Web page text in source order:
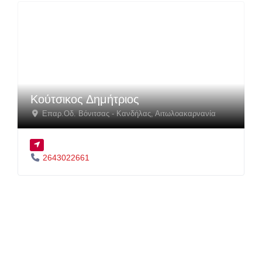
Κούτσικος Δημήτριος
Επαρ.Οδ. Βόνιτσας - Κανδήλας,Αιτωλοακαρνανία
2643022661